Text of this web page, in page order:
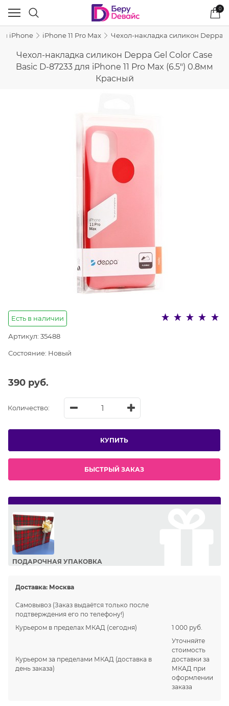
0
iPhone iPhone 11 Pro Max Чехол-накладка силикон Deppa
Чехол-накладка силикон Deppa Gel Color Case
Basic D-87233 для iPhone 11 Pro Max (6.5") 0.8мм
Красный
Есть в наличии
Артикул: 35488
Состояние: Новый
390 руб.
Количество:
КУПИТЬ
БЫСТРЫЙ ЗАКАЗ
ПОДАРОЧНАЯ УПАКОВКА
Доставка: Москва
Самовывоз (Заказ выдаётся только после
подтверждения его по телефону!)
Курьером в пределах МКАД (сегодня) 1 000 руб.
Курьером за пределами МКАД (доставка в
день заказа)
Уточняйте
стоимость
доставки за
МКАД при
оформлении
заказа